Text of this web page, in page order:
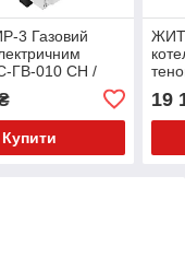
3 Газовий
ГВ-010 СН /
Купити
19